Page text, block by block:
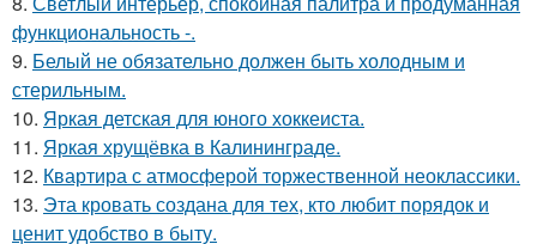
функциональность -.
9. Белый не обязательно должен быть холодным и
стерильным.
10. Яркая детская для юного хоккеиста.
11. Яркая хрущёвка в Калининграде.
12. Квартира с атмосферой торжественной неоклассики.
13. Эта кровать создана для тех, кто любит порядок и
ценит удобство в быту.